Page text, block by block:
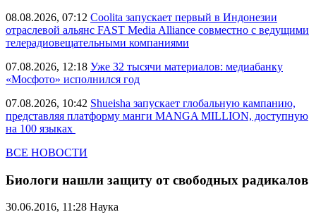
08.08.2026, 07:12 Coolita запускает первый в Индонезии
отраслевой альянс FAST Media Alliance совместно с ведущими
телерадиовещательными компаниями
07.08.2026, 12:18 Уже 32 тысячи материалов: медиабанку
«Мосфото» исполнился год
07.08.2026, 10:42 Shueisha запускает глобальную кампанию,
представляя платформу манги MANGA MILLION, доступную
на 100 языках
ВСЕ НОВОСТИ
Биологи нашли защиту от свободных радикалов
30.06.2016, 11:28 Наука